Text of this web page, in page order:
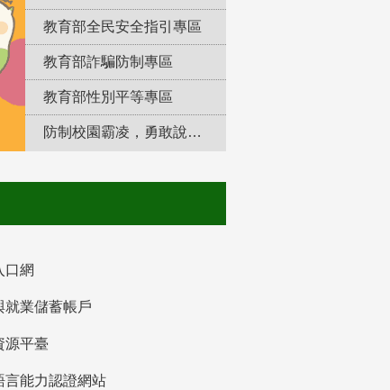
教育部全民安全指引專區
教育部詐騙防制專區
教育部性別平等專區
防制校園霸凌，勇敢說出來！
口網
就業儲蓄帳戶
源平臺
言能力認證網站